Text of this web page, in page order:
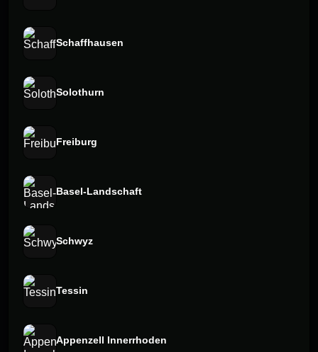
Schaffhausen
Solothurn
Freiburg
Basel-Landschaft
Schwyz
Tessin
Appenzell Innerrhoden